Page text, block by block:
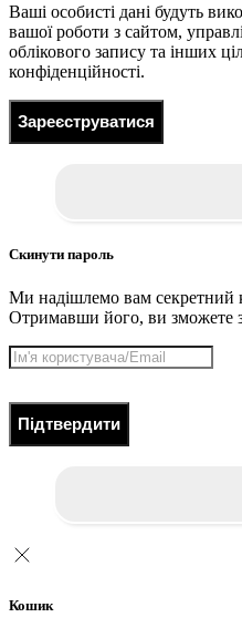
Ваші особисті дані будуть
вашої роботи з сайтом,
облікового запису та інших
конфіденційності.
Зареєструватися
Скинути пароль
Ми надішлемо вам
Отримавши його, ви зможете
Підтвердити
Кошик